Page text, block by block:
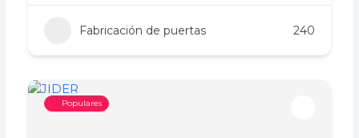
Fabricación de puertas 240
Populares